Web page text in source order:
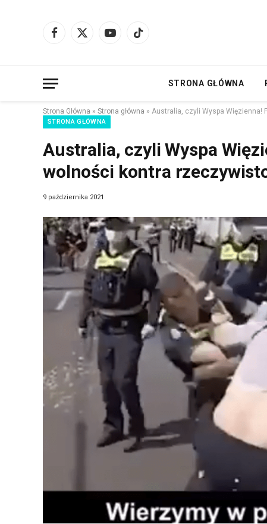
Facebook
X
YouTubeTikTok
STRONA GŁÓWNA
Strona Główna » Strona główna » Australia, czyli Wyspa Więzienna!
STRONA GŁÓWNA
Australia, czyli Wyspa
wolności kontra
9 października 2021